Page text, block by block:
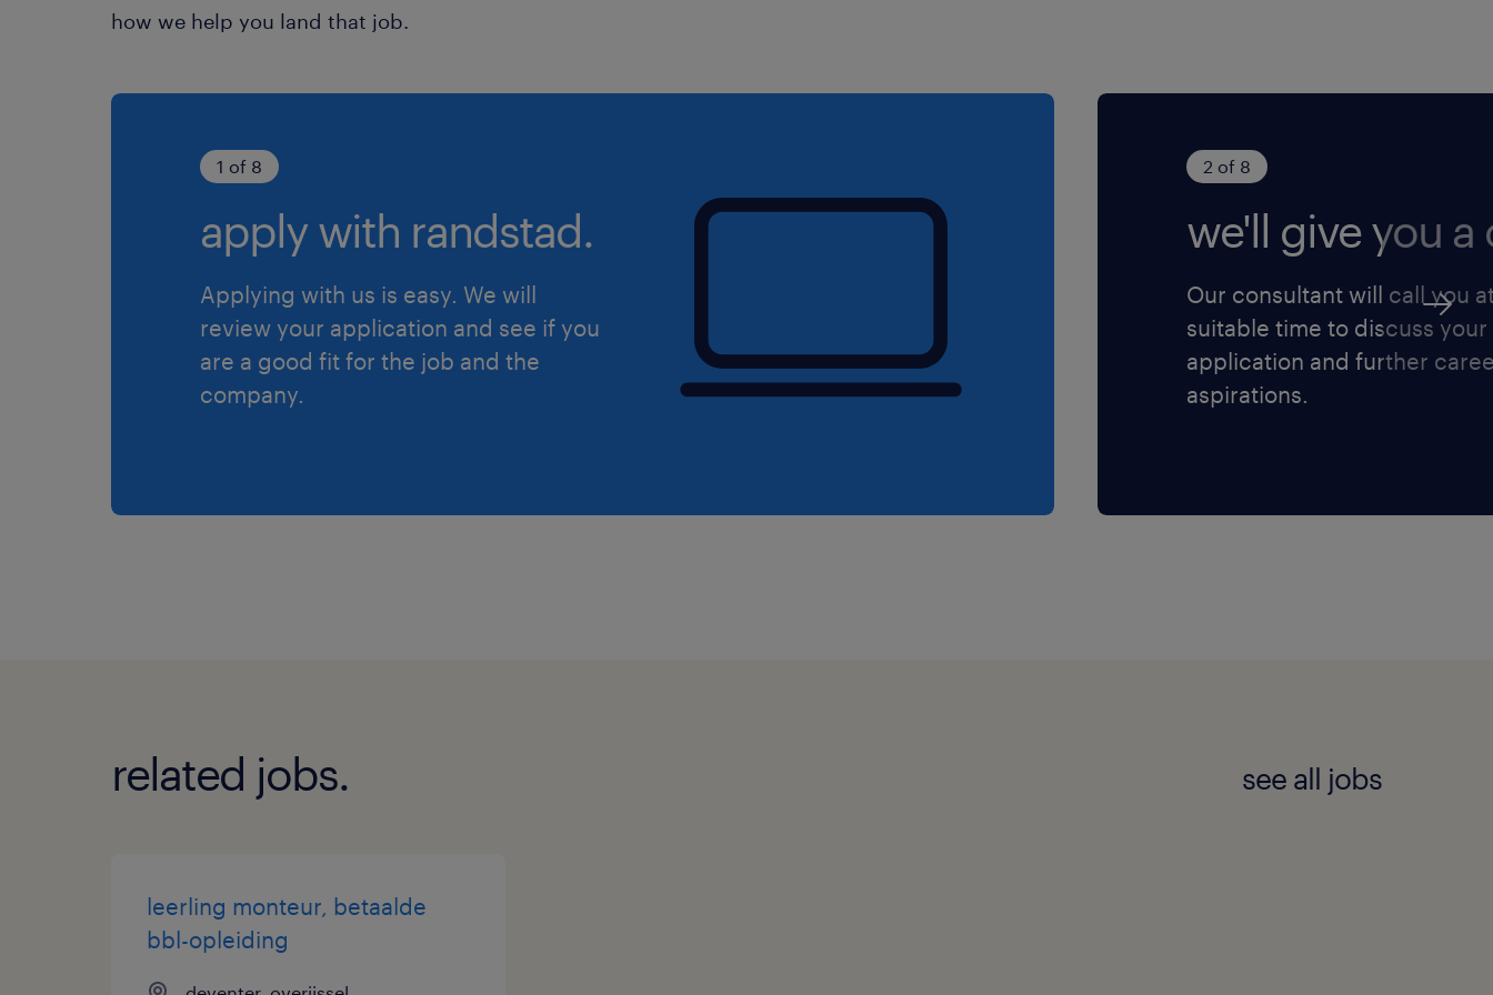
how we help you land that job.
1 of 8
apply with randstad.
Applying with us is easy. We will
review your application and see if you
are a good fit for the job and the
company.
2 of 8
we'll give you a
Our consultant will call you
suitable time to discuss your
application and further
aspirations.
related jobs. see all jobs
leerling monteur, betaalde
bbl-opleiding